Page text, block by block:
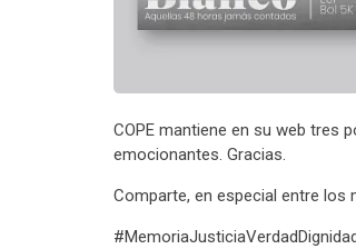
COPE mantiene en su web tres
emocionantes. Gracias.
Comparte, en especial entre los